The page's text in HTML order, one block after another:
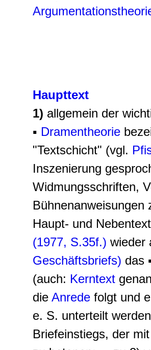
Haupttext
1) allgemein der
▪ Dramentheorie
"Textschicht" (vgl.
Inszenierung
Widmungsschriften,
Haupt- und
(1977, S.35f.) wieder
Geschäftsbriefs) das
(auch: Kerntext
die Anrede folgt und
e. S. unterteilt
Briefeinstiegs, der